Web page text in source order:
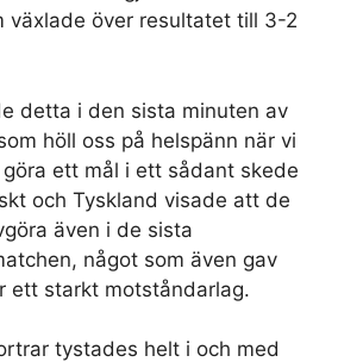
växlade över resultatet till 3-2
detta i den sista minuten av
höll oss på helspänn när vi
ett mål i ett sådant skede
och Tyskland visade att de
även i de sista
något som även gav
ett starkt motståndarlag.
tystades helt i och med